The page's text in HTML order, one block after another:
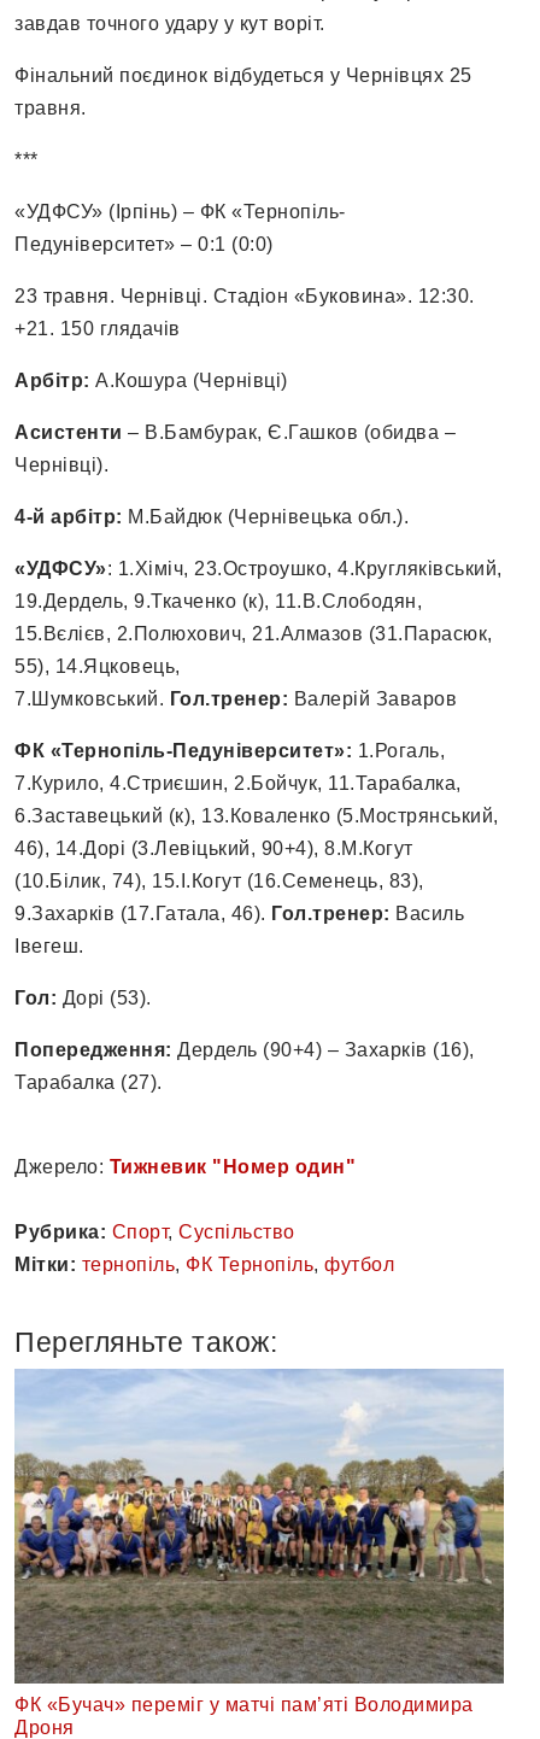
завдав точного удару у кут воріт.
Фінальний поєдинок відбудеться у Чернівцях 25
травня.
***
«УДФСУ» (Ірпінь) – ФК «Тернопіль-
Педуніверситет» – 0:1 (0:0)
23 травня. Чернівці. Стадіон «Буковина». 12:30.
+21. 150 глядачів
Арбітр: А.Кошура (Чернівці)
Асистенти – В.Бамбурак, Є.Гашков (обидва –
Чернівці).
4-й арбітр: М.Байдюк (Чернівецька обл.).
«УДФСУ»: 1.Хіміч, 23.Остроушко, 4.Кругляківський,
19.Дердель, 9.Ткаченко (к), 11.В.Слободян,
15.Вєлієв, 2.Полюхович, 21.Алмазов (31.Парасюк,
55), 14.Яцковець,
7.Шумковський. Гол.тренер: Валерій Заваров
ФК «Тернопіль-Педуніверситет»: 1.Рогаль,
7.Курило, 4.Стриєшин, 2.Бойчук, 11.Тарабалка,
6.Заставецький (к), 13.Коваленко (5.Мострянський,
46), 14.Дорі (3.Левіцький, 90+4), 8.М.Когут
(10.Білик, 74), 15.І.Когут (16.Семенець, 83),
9.Захарків (17.Гатала, 46). Гол.тренер: Василь
Івегеш.
Гол: Дорі (53).
Попередження: Дердель (90+4) – Захарків (16),
Тарабалка (27).
Джерело: Тижневик "Номер один"
Рубрика: Спорт, Суспільство
Мітки: тернопіль, ФК Тернопіль, футбол
Перегляньте також:
ФК «Бучач» переміг у матчі пам’яті Володимира
Дроня